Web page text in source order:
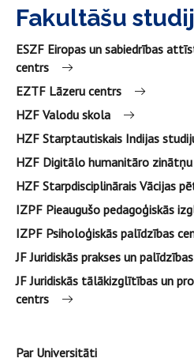
Fakultāšu
ESZF Eiropas un sabiedrības
centrs
EZTF Lāzeru centrs
HZF Valodu skola
HZF Starptautiskais Indijas
HZF Digitālo humanitāro
HZF Starpdisciplinārais Vācijas
IZPF Pieaugušo pedagoģiskās
IZPF Psiholoģiskās palīdzības
JF Juridiskās prakses un
JF Juridiskās tālākizglītības un
centrs
Par Universitāti